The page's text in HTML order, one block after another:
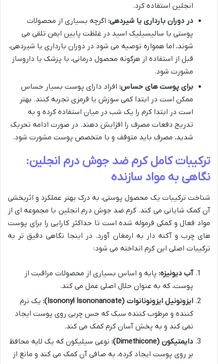
انجلین استفاده کرد.
در دوران بارداری یا شیردهی: اگرچه بسیاری از محصولات
پوستی با سالیسیلیک اسید در غلظت پایین ایمن تلقی می
شوند، اما همواره توصیه می شود در دوران بارداری یا شیردهی،
قبل از استفاده از هرگونه محصول درمانی، با پزشک یا داروساز
مشورت شود.
برای پوست های حساس: افراد دارای پوست بسیار حساس
ممکن است در ابتدا کمی سوزش یا قرمزی تجربه کنند. بهتر
است در ابتدا کرم را یک شب در میان استفاده کرده و به
تدریج دفعات مصرف را افزایش دهند. در صورت ادامه تحریک
شدید، مصرف باید متوقف و با متخصص پوست مشورت شود.
ترکیبات کامل کرم ضد جوش درم انجلین:
نگاهی به مواد سازنده
شناخت ترکیبات یک محصول پوستی، به درک بهتر عملکرد و اثربخشی
آن کمک شایانی می کند. کرم ضد جوش درم انجلین با مجموعه ای از
مواد فعال و کمکی فرموله شده است تا حداکثر کارایی را برای پوست
های چرب و آکنه دار به ارمغان آورد. در اینجا نگاهی دقیق تر به
ترکیبات اصلی این کرم انداخته می شود:
آب دیونیزه: پایه و اساس بسیاری از محصولات مراقبت از
پوست، که به عنوان حلال اصلی عمل می کند.
ایزونونیل ایزونونانوات (Isononyl Isononanoate):
یک نرم
کننده و مرطوب کننده سبک که حس چربی روی پوست ایجاد
نمی کند و به پخش آسان کرم کمک می کند.
دایمتیکون (Dimethicone):
نوعی سیلیکون که یک لایه محافظ
بر روی پوست ایجاد کرده، به صافی آن کمک می کند و مانع از